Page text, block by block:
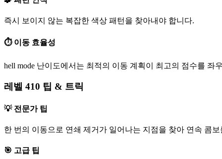
즉시 보이지 않는 복잡한 색상 패턴을 찾아내야 합니다.
⏱️ 이동 효율성
hell mode 난이도에서는 최적의 이동 계획이 최고의 점수를 좌
레벨 410 팁 & 트릭
💡 전문가 팁
한 번의 이동으로 연쇄 제거가 일어나는 지점을 찾아 연속 콤보
🎯 고급 팁